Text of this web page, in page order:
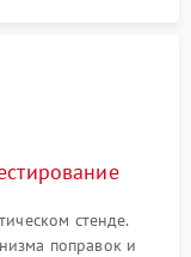
стенде.
поправок и